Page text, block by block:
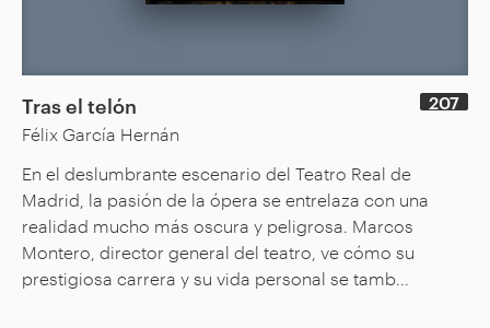
Tras el telón
Félix García Hernán
207
En el deslumbrante escenario del Teatro Real de
Madrid, la pasión de la ópera se entrelaza con una
realidad mucho más oscura y peligrosa. Marcos
Montero, director general del teatro, ve cómo su
prestigiosa carrera y su vida personal se tamb...